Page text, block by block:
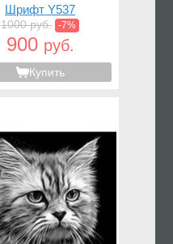
Шрифт Y537
1000 руб. -7%
900 руб.
Купить